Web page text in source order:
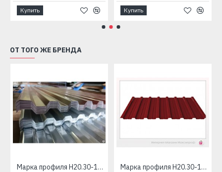
Купить Купить
ОТ ТОГО ЖЕ БРЕНДА
Марка профиля Н20.30-1085-2RAL Марка профиля Н20.30-1085-RAL